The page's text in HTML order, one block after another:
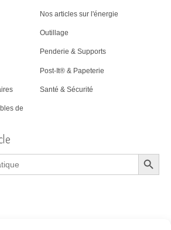
Nos articles sur l'énergie
Outillage
Penderie & Supports
Post-It® & Papeterie
Santé & Sécurité
de
Search Button